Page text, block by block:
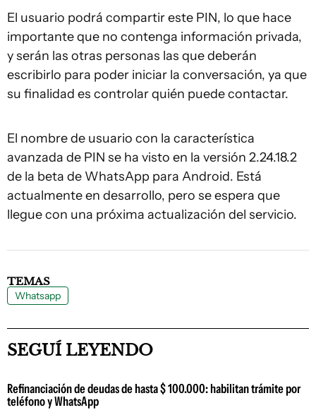
El usuario podrá compartir este PIN, lo que hace
importante que no contenga información privada,
y serán las otras personas las que deberán
escribirlo para poder iniciar la conversación, ya que
su finalidad es controlar quién puede contactar.
El nombre de usuario con la característica
avanzada de PIN se ha visto en la versión 2.24.18.2
de la beta de WhatsApp para Android. Está
actualmente en desarrollo, pero se espera que
llegue con una próxima actualización del servicio.
TEMAS
Whatsapp
SEGUÍ LEYENDO
Refinanciación de deudas de hasta $ 100.000: habilitan trámite por
teléfono y WhatsApp